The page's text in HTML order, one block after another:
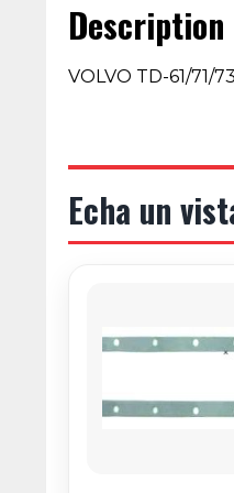
Description
VOLVO TD-61/71/73
Echa un